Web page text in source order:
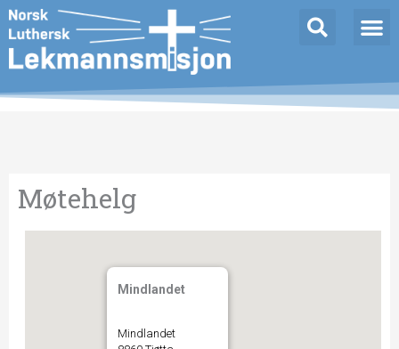
Hopp
rett
til
innholdet
Møtehelg
Mindlandet
Mindlandet